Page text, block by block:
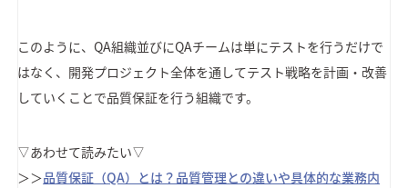
このように、QA組織並びにQAチームは単にテストを行うだけで
はなく、開発プロジェクト全体を通してテスト戦略を計画・改善
していくことで品質保証を行う組織です。
▽あわせて読みたい▽
＞＞品質保証（QA）とは？品質管理との違いや具体的な業務内